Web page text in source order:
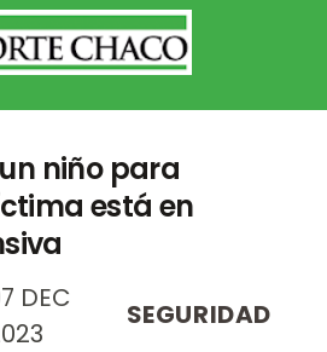
niño para
está en
DEC
SEGURIDAD